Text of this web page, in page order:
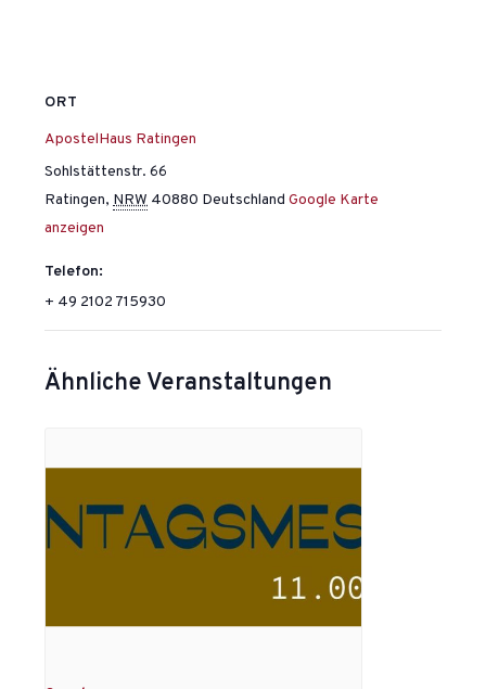
ORT
ApostelHaus Ratingen
Sohlstättenstr. 66
Ratingen, NRW 40880 Deutschland Google Karte
anzeigen
Telefon:
+ 49 2102 715930
Ähnliche Veranstaltungen